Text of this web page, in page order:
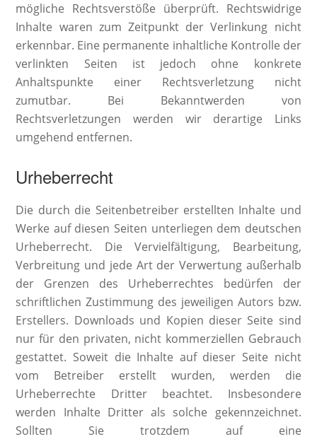
mögliche Rechtsverstöße überprüft. Rechtswidrige
Inhalte waren zum Zeitpunkt der Verlinkung nicht
erkennbar. Eine permanente inhaltliche Kontrolle der
verlinkten Seiten ist jedoch ohne konkrete
Anhaltspunkte einer Rechtsverletzung nicht
zumutbar. Bei Bekanntwerden von
Rechtsverletzungen werden wir derartige Links
umgehend entfernen.
Urheberrecht
Die durch die Seitenbetreiber erstellten Inhalte und
Werke auf diesen Seiten unterliegen dem deutschen
Urheberrecht. Die Vervielfältigung, Bearbeitung,
Verbreitung und jede Art der Verwertung außerhalb
der Grenzen des Urheberrechtes bedürfen der
schriftlichen Zustimmung des jeweiligen Autors bzw.
Erstellers. Downloads und Kopien dieser Seite sind
nur für den privaten, nicht kommerziellen Gebrauch
gestattet. Soweit die Inhalte auf dieser Seite nicht
vom Betreiber erstellt wurden, werden die
Urheberrechte Dritter beachtet. Insbesondere
werden Inhalte Dritter als solche gekennzeichnet.
Sollten Sie trotzdem auf eine